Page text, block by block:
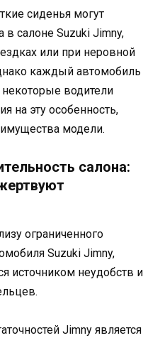
сиденья могут
салоне Suzuki Jimny,
или при неровной
каждый автомобиль
водители
на эту особенность,
модели.
салона:
ограниченного
Suzuki Jimny,
источником неудобств и
Jimny является